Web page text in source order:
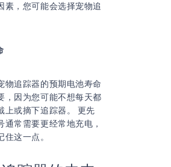
素，您可能会选择宠物追
物追踪器的预期电池寿命
，因为您可能不想每天都
上或摘下追踪器。 更先
通常需要更经常地充电，
住这一点。